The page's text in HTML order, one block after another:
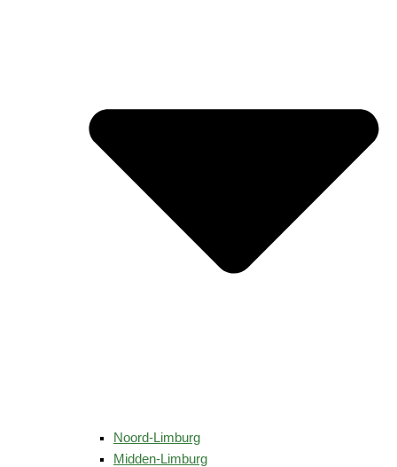
Noord-Limburg
Midden-Limburg